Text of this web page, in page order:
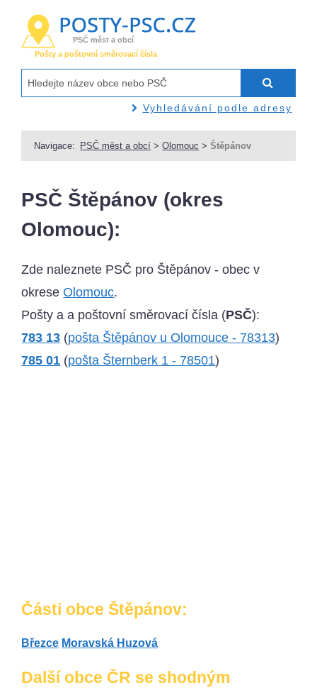
PSČ měst a obcí
Pošty a poštovní směrovací čísla
Vyhledávání podle adresy
Navigace: PSČ měst a obcí >Olomouc >Štěpánov
PSČ Štěpánov (okres
Olomouc):
Zde naleznete PSČ pro Štěpánov - obec v
okreseOlomouc.
Pošty a a poštovní směrovací čísla (PSČ):
783 13 (pošta Štěpánov u Olomouce - 78313)
785 01 (pošta Šternberk 1 - 78501)
Části obce Štěpánov:
Březce Moravská Huzová
Další obce ČR se shodným